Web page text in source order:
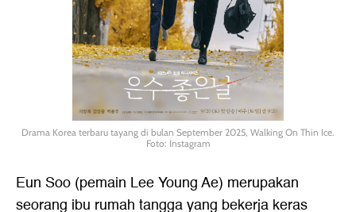
Drama Korea terbaru tayang di bulan September 2025, Walking On Thin Ice.
Foto: Instagram
Eun Soo (pemain Lee Young Ae) merupakan
seorang ibu rumah tangga yang bekerja keras